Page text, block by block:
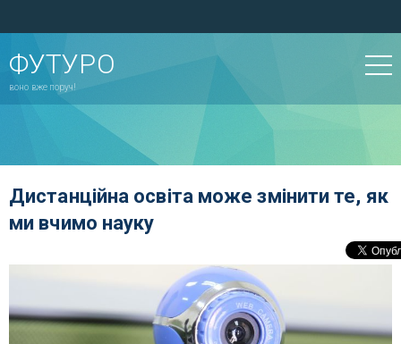
ФУТУРО
воно вже поруч!
Дистанційна освіта може змінити те, як
ми вчимо науку